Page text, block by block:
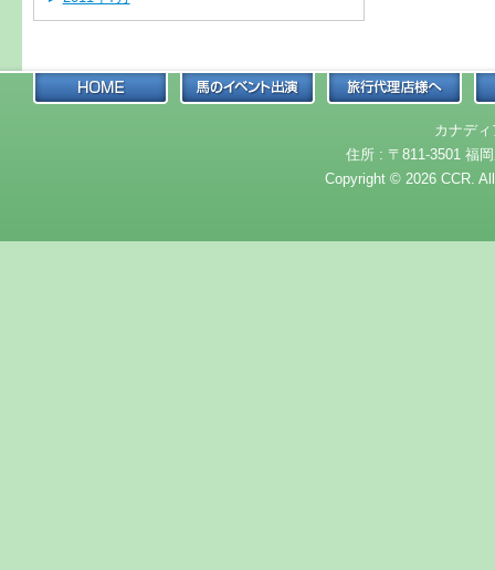
カナデ
住所 : 〒811-3501 福
Copyright © 2026 CCR.